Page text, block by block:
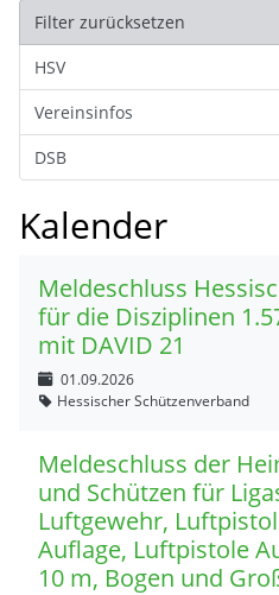
Filter zurücksetzen
HSV
Vereinsinfos
DSB
Kalender
Meldeschluss
für die Disziplinen
mit DAVID 21
01.09.2026
Hessischer Schützenverband
Meldeschluss der
und Schützen für
Luftgewehr,
Auflage, Luftpistole
10 m, Bogen und